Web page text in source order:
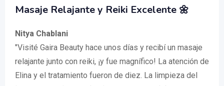
Masaje Relajante y Reiki Excelente 🌼
Nitya Chablani
"Visité Gaira Beauty hace unos días y recibí un masaje
relajante junto con reiki, ¡y fue magnífico! La atención de
Elina y el tratamiento fueron de diez. La limpieza del